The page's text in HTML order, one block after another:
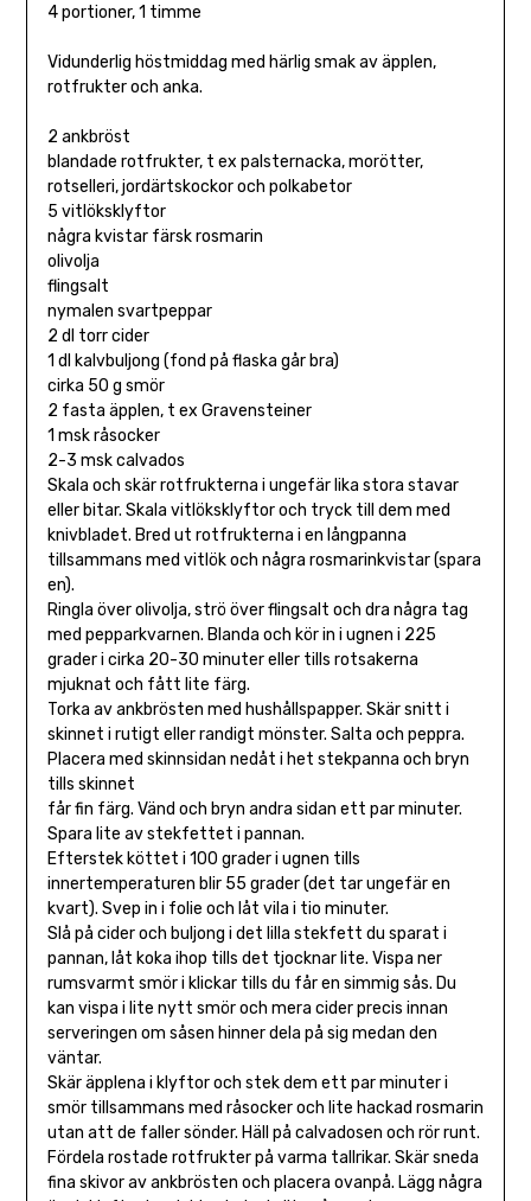
4 portioner, 1 timme
Vidunderlig höstmiddag med härlig smak av äpplen,
rotfrukter och anka.
2 ankbröst
blandade rotfrukter, t ex palsternacka, morötter,
rotselleri, jordärtskockor och polkabetor
5 vitlöksklyftor
några kvistar färsk rosmarin
olivolja
flingsalt
nymalen svartpeppar
2 dl torr cider
1 dl kalvbuljong (fond på flaska går bra)
cirka 50 g smör
2 fasta äpplen, t ex Gravensteiner
1 msk råsocker
2-3 msk calvados
Skala och skär rotfrukterna i ungefär lika stora stavar
eller bitar. Skala vitlöksklyftor och tryck till dem med
knivbladet. Bred ut rotfrukterna i en långpanna
tillsammans med vitlök och några rosmarinkvistar (spara
en).
Ringla över olivolja, strö över flingsalt och dra några tag
med pepparkvarnen. Blanda och kör in i ugnen i 225
grader i cirka 20-30 minuter eller tills rotsakerna
mjuknat och fått lite färg.
Torka av ankbrösten med hushållspapper. Skär snitt i
skinnet i rutigt eller randigt mönster. Salta och peppra.
Placera med skinnsidan nedåt i het stekpanna och bryn
tills skinnet
får fin färg. Vänd och bryn andra sidan ett par minuter.
Spara lite av stekfettet i pannan.
Efterstek köttet i 100 grader i ugnen tills
innertemperaturen blir 55 grader (det tar ungefär en
kvart). Svep in i folie och låt vila i tio minuter.
Slå på cider och buljong i det lilla stekfett du sparat i
pannan, låt koka ihop tills det tjocknar lite. Vispa ner
rumsvarmt smör i klickar tills du får en simmig sås. Du
kan vispa i lite nytt smör och mera cider precis innan
serveringen om såsen hinner dela på sig medan den
väntar.
Skär äpplena i klyftor och stek dem ett par minuter i
smör tillsammans med råsocker och lite hackad rosmarin
utan att de faller sönder. Häll på calvadosen och rör runt.
Fördela rostade rotfrukter på varma tallrikar. Skär sneda
fina skivor av ankbrösten och placera ovanpå. Lägg några